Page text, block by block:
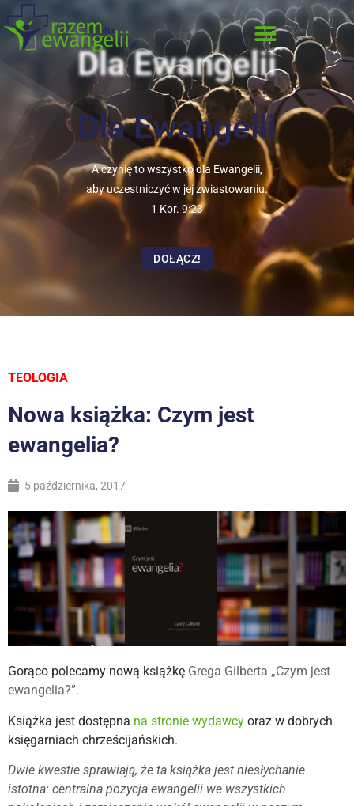
Dla Ewangelii
Dla Ewangelii
A czynię to wszystko dla Ewangelii,
aby uczestniczyć w jej zwiastowaniu.
1 Kor. 9:23
DOŁĄCZ!
TEOLOGIA
Nowa książka: Czym jest
ewangelia?
5 października, 2017
Gorąco polecamy nową książkę Grega Gilberta „Czym jest
ewangelia?”.
Książka jest dostępna na stronie wydawcy oraz w dobrych
księgarniach chrześcijańskich.
Dwie kwestie sprawiają, że ta książka jest niesłychanie
istotna: centralna pozycja ewangelii we wszystkich